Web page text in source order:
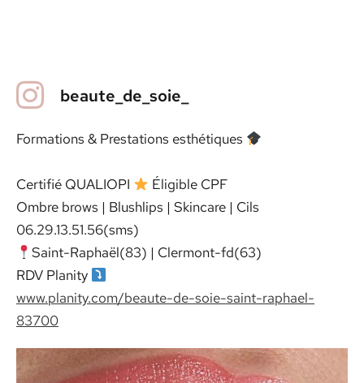
beaute_de_soie_
Formations & Prestations esthétiques
Certifié QUALIOPI
Éligible CPF
Ombre brows | Blushlips | Skincare | Cils
06.29.13.51.56(sms)
Saint-Raphaël(83) | Clermont-fd(63)
RDV Planity
www.planity.com/beaute-de-soie-saint-raphael-
83700